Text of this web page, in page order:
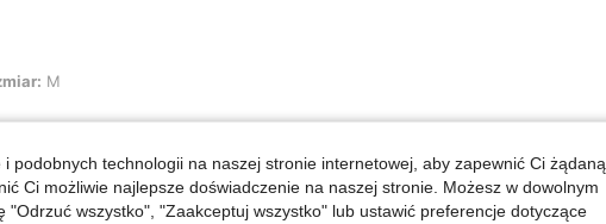
M
Pomocny (0)
i podobnych technologii na naszej stronie internetowej, aby zapewnić Ci żądaną
Ci możliwie najlepsze doświadczenie na naszej stronie. Możesz w dowolnym
"Odrzuć wszystko", "Zaakceptuj wszystko" lub ustawić preferencje dotyczące